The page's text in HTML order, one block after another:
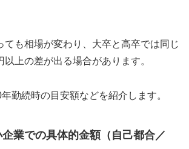
ても相場が変わり、大卒と高卒では同じ
上の差が出る場合があります。
勤続時の目安額などを紹介します。
業での具体的金額（自己都合／